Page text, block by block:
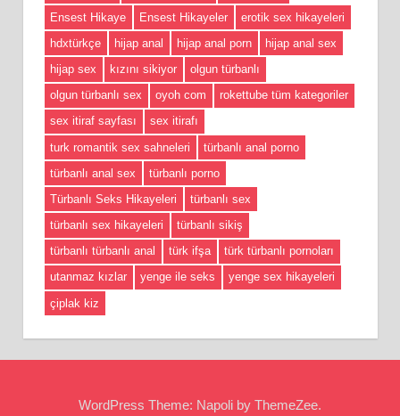
Ensest Hikaye
Ensest Hikayeler
erotik sex hikayeleri
hdxtürkçe
hijap anal hijap anal porn
hijap anal sex
hijap sex
kızını sikiyor
olgun türbanlı
olgun türbanlı sex
oyoh com
rokettube tüm kategoriler
sex itiraf sayfası
sex itirafı
turk romantik sex sahneleri
türbanlı anal porno
türbanlı anal sex
türbanlı porno
Türbanlı Seks Hikayeleri
türbanlı sex
türbanlı sex hikayeleri
türbanlı sikiş
türbanlı türbanlı anal
türk ifşa
türk türbanlı pornoları
utanmaz kızlar
yenge ile seks
yenge sex hikayeleri
çiplak kiz
WordPress Theme: Napoli by ThemeZee.